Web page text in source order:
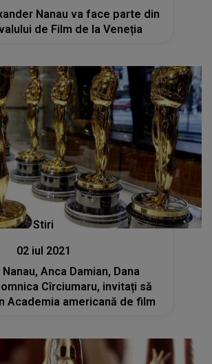
Nanau va face parte din
de Film de la Veneția
Stiri
02 iul 2021
Anca Damian, Dana
Cîrciumaru, invitați să
Academia americană de film